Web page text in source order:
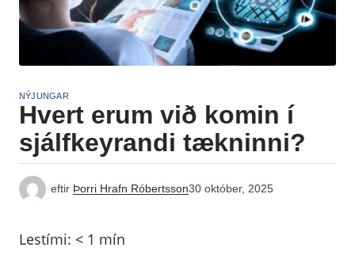
NÝJUNGAR
Hvert erum við komin í
sjálfkeyrandi tækninni?
eftir Þorri Hrafn Róbertsson30 október, 2025
Lestími: < 1 mín